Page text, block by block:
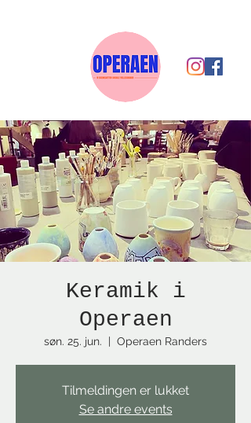
Keramik i
Operaen
søn. 25. jun.
  |
Operaen Randers
Tilmeldingen er lukket
Se andre events